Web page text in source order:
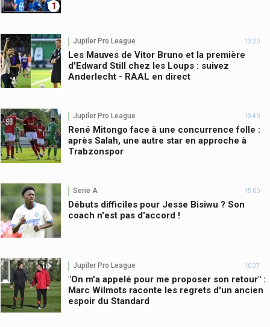
1
Jupiler Pro League 13:20
Les Mauves de Vitor Bruno et la première
d'Edward Still chez les Loups : suivez
Anderlecht - RAAL en direct
Jupiler Pro League 13:40
René Mitongo face à une concurrence folle :
après Salah, une autre star en approche à
Trabzonspor
Serie A 15:00
Débuts difficiles pour Jesse Bisiwu ? Son
coach n'est pas d'accord !
Jupiler Pro League 10:37
"On m'a appelé pour me proposer son retour" :
Marc Wilmots raconte les regrets d'un ancien
espoir du Standard